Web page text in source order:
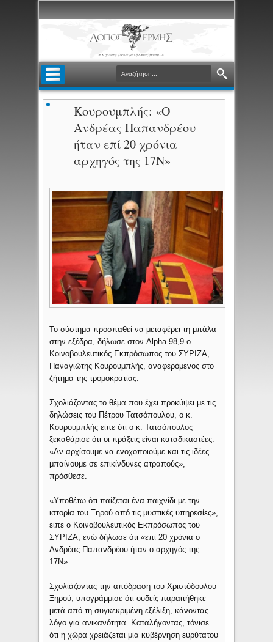
Κουρουμπλής: «Ο
Ανδρέας Παπανδρέου
ήταν επί 20 χρόνια
αρχηγός της 17Ν»
Το σύστημα προσπαθεί να μεταφέρει τη μπάλα
στην εξέδρα, δήλωσε στον Alpha 98,9 ο
Κοινοβουλευτικός Εκπρόσωπος του ΣΥΡΙΖΑ,
Παναγιώτης Κουρουμπλής, αναφερόμενος στο
ζήτημα της τρομοκρατίας.
Σχολιάζοντας το θέμα που έχει προκύψει με τις
δηλώσεις του Πέτρου Τατσόπουλου, ο κ.
Κουρουμπλής είπε ότι ο κ. Τατσόπουλος
ξεκαθάρισε ότι οι πράξεις είναι καταδικαστέες.
«Αν αρχίσουμε να ενοχοποιούμε και τις ιδέες
μπαίνουμε σε επικίνδυνες ατραπούς»,
πρόσθεσε.
«Υποθέτω ότι παίζεται ένα παιχνίδι με την
ιστορία του Ξηρού από τις μυστικές υπηρεσίες»,
είπε ο Κοινοβουλευτικός Εκπρόσωπος του
ΣΥΡΙΖΑ, ενώ δήλωσε ότι «επί 20 χρόνια ο
Ανδρέας Παπανδρέου ήταν ο αρχηγός της
17Ν».
Σχολιάζοντας την απόδραση του Χριστόδουλου
Ξηρού, υπογράμμισε ότι ουδείς παραιτήθηκε
μετά από τη συγκεκριμένη εξέλιξη, κάνοντας
λόγο για ανικανότητα. Καταλήγοντας, τόνισε
ότι η χώρα χρειάζεται μια κυβέρνηση ευρύτατου